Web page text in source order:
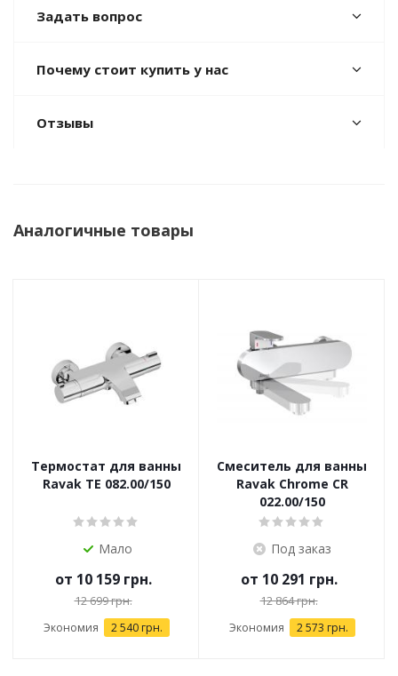
Задать вопрос
Почему стоит купить у нас
Отзывы
Аналогичные товары
Термостат для ванны
Ravak TE 082.00/150
Мало
от 10 159 грн.
12 699 грн.
Экономия 2 540 грн.
Смеситель для ванны
Ravak Chrome CR
022.00/150
Под заказ
от 10 291 грн.
12 864 грн.
Экономия 2 573 грн.